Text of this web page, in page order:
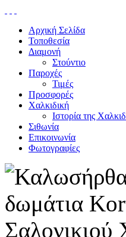
Αρχική Σελίδα
Τοποθεσία
Διαμονή
Στούντιο
Παροχές
Τιμές
Προσφορές
Χαλκιδική
Ιστορία της
Σιθωνία
Επικοινωνία
Φωτογραφίες